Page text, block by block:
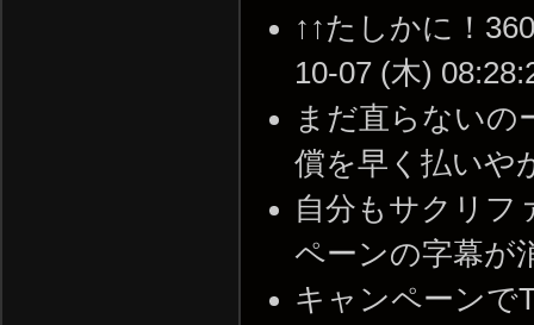
↑↑たしかに！
10-07 (木)
まだ直らない
償を早く払いや
自分もサクリフ
ペーンの字幕が
キャンペーンで